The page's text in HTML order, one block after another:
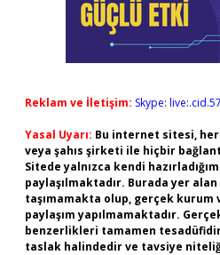
Reklam ve İletişim: Skype:
Yasal Uyarı: Bu internet sitesi,
veya şahıs şirketi ile hiçbir
Sitede yalnızca kendi
paylaşılmaktadır. Burada yer
taşımamakta olup, gerçek kurum
paylaşım yapılmamaktadır.
benzerlikleri tamamen
taslak halindedir ve tavsiye